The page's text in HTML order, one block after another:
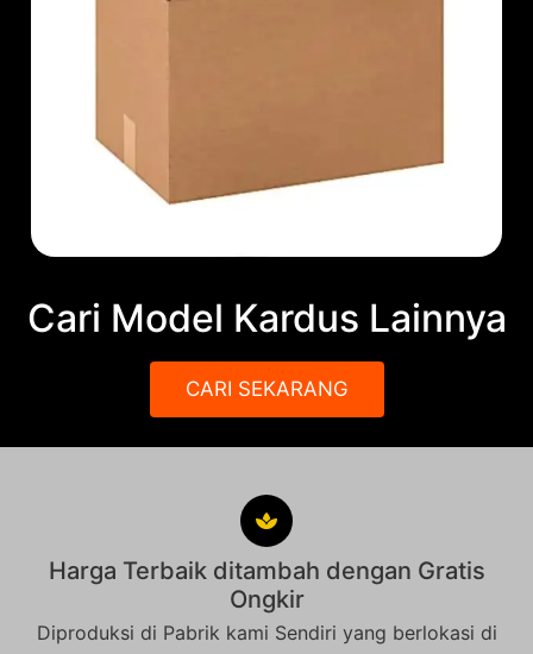
Cari Model Kardus Lainnya
CARI SEKARANG
Harga Terbaik ditambah dengan Gratis
Ongkir
Diproduksi di Pabrik kami Sendiri yang berlokasi di